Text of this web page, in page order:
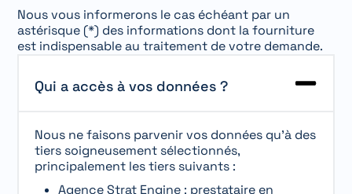
Nous vous informerons le cas échéant par un
astérisque (*) des informations dont la fourniture
est indispensable au traitement de votre demande.
Qui a accès à vos données ?
Nous ne faisons parvenir vos données qu’à des
tiers soigneusement sélectionnés,
principalement les tiers suivants :
Agence Strat Engine : prestataire en